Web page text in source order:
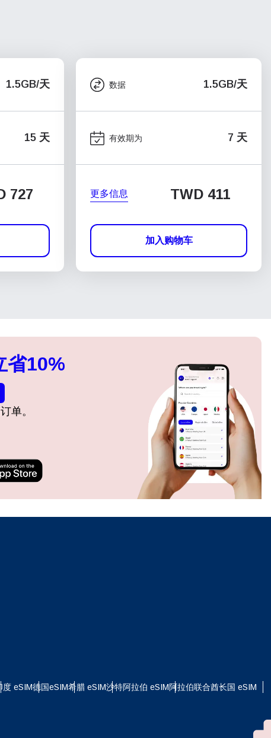
1.5GB/天
15 天
727
数据 1.5GB/天
有效期为 7 天
更多信息 TWD 411
加入购物车
scan
省10%
单。
度 eSIM德国eSIM希腊 eSIM沙特阿拉伯 eSIM阿拉伯联合酋长国 eSIM